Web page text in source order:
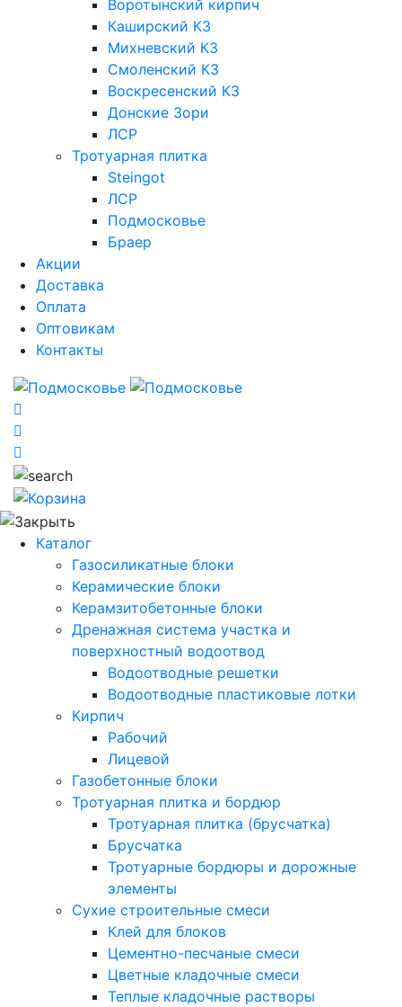
Воротынский кирпич
Каширский КЗ
Михневский КЗ
Смоленский КЗ
Воскресенский КЗ
Донские Зори
ЛСР
Тротуарная плитка
Steingot
ЛСР
Подмосковье
Браер
Акции
Доставка
Оплата
Оптовикам
Контакты
Каталог
Газосиликатные блоки
Керамические блоки
Керамзитобетонные блоки
Дренажная система участка и
поверхностный водоотвод
Водоотводные решетки
Водоотводные пластиковые лотки
Кирпич
Рабочий
Лицевой
Газобетонные блоки
Тротуарная плитка и бордюр
Тротуарная плитка (брусчатка)
Брусчатка
Тротуарные бордюры и дорожные
элементы
Сухие строительные смеси
Клей для блоков
Цементно-песчаные смеси
Цветные кладочные смеси
Теплые кладочные растворы